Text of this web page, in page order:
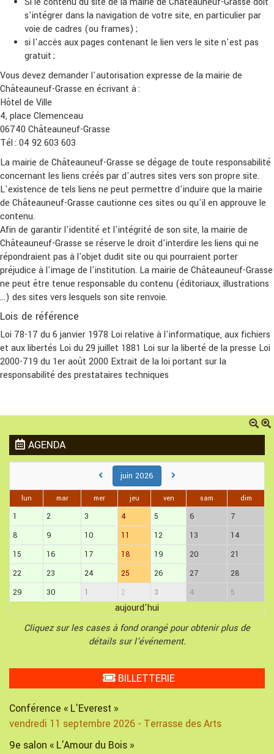
s'intégrer dans la navigation de votre site, en particulier par
voie de cadres (ou frames) ;
si l'accès aux pages contenant le lien vers le site n'est pas
gratuit ;
Vous devez demander l'autorisation expresse de la mairie de
Châteauneuf-Grasse en écrivant à :
Hôtel de Ville
4, place Clemenceau
06740 Châteauneuf-Grasse
Tél : 04 92 603 603
La mairie de Châteauneuf-Grasse se dégage de toute responsabilité
concernant les liens créés par d'autres sites vers son propre site.
L'existence de tels liens ne peut permettre d'induire que la mairie
de Châteauneuf-Grasse cautionne ces sites ou qu'il en approuve le
contenu.
Afin de garantir l'identité et l'intégrité de son site, la mairie de
Châteauneuf-Grasse se réserve le droit d'interdire les liens qui ne
répondraient pas à l'objet dudit site ou qui pourraient porter
préjudice à l'image de l'institution. La mairie de Châteauneuf-Grasse
ne peut être tenue responsable du contenu (éditoriaux, illustrations
...) des sites vers lesquels son site renvoie.
Lois de référence
Loi 78-17 du 6 janvier 1978 Loi relative à l'informatique, aux fichiers
et aux libertés Loi du 29 juillet 1881 Loi sur la liberté de la presse Loi
2000-719 du 1er août 2000 Extrait de la loi portant sur la
responsabilité des prestataires techniques
AGENDA
juin 2026
lun mar mer jeu ven sam dim
1 2 3 4 5 6
7
8
9 10 11 12 13
14
15
16 17 18 19 20
21
22
23 24 25 26 27
28
29
30 1 2 3 4 5
aujourd'hui
Cliquez sur les cases à fond orangé pour obtenir plus de
détails sur l'événement.
BILLETTERIE
Conférence « L'Everest »
vendredi 11 septembre 2026 - Terrasse des Arts
9e salon « L'Amour du Bois »